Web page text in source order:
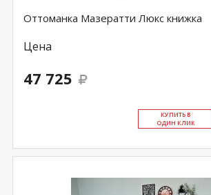
Оттоманка Мазератти Люкс книжка
Цена
47 725
КУ­ПИТЬ В
ОДИН КЛИК